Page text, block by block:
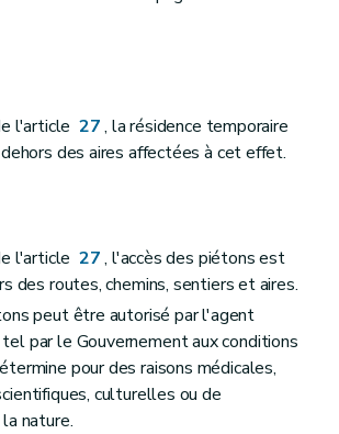
l'article 27, la résidence temporaire
des aires affectées à cet effet.
l'article 27, l'accès des piétons est
des routes, chemins, sentiers et aires.
peut être autorisé par l'agent
par le Gouvernement aux conditions
pour des raisons médicales,
culturelles ou de
nature.